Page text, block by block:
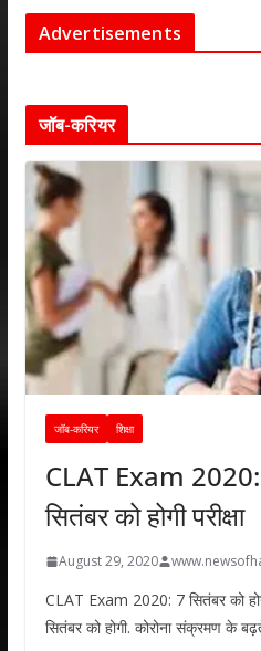
Advertisements
जॉब-करियर
जॉब-करियर शिक्षा
CLAT Exam
सितंबर को होगी परीक्षा
August 29, 2020
CLAT Exam 2020: 7 सितंबर को
सितंबर को होगी. कोरोना संक्रमण के